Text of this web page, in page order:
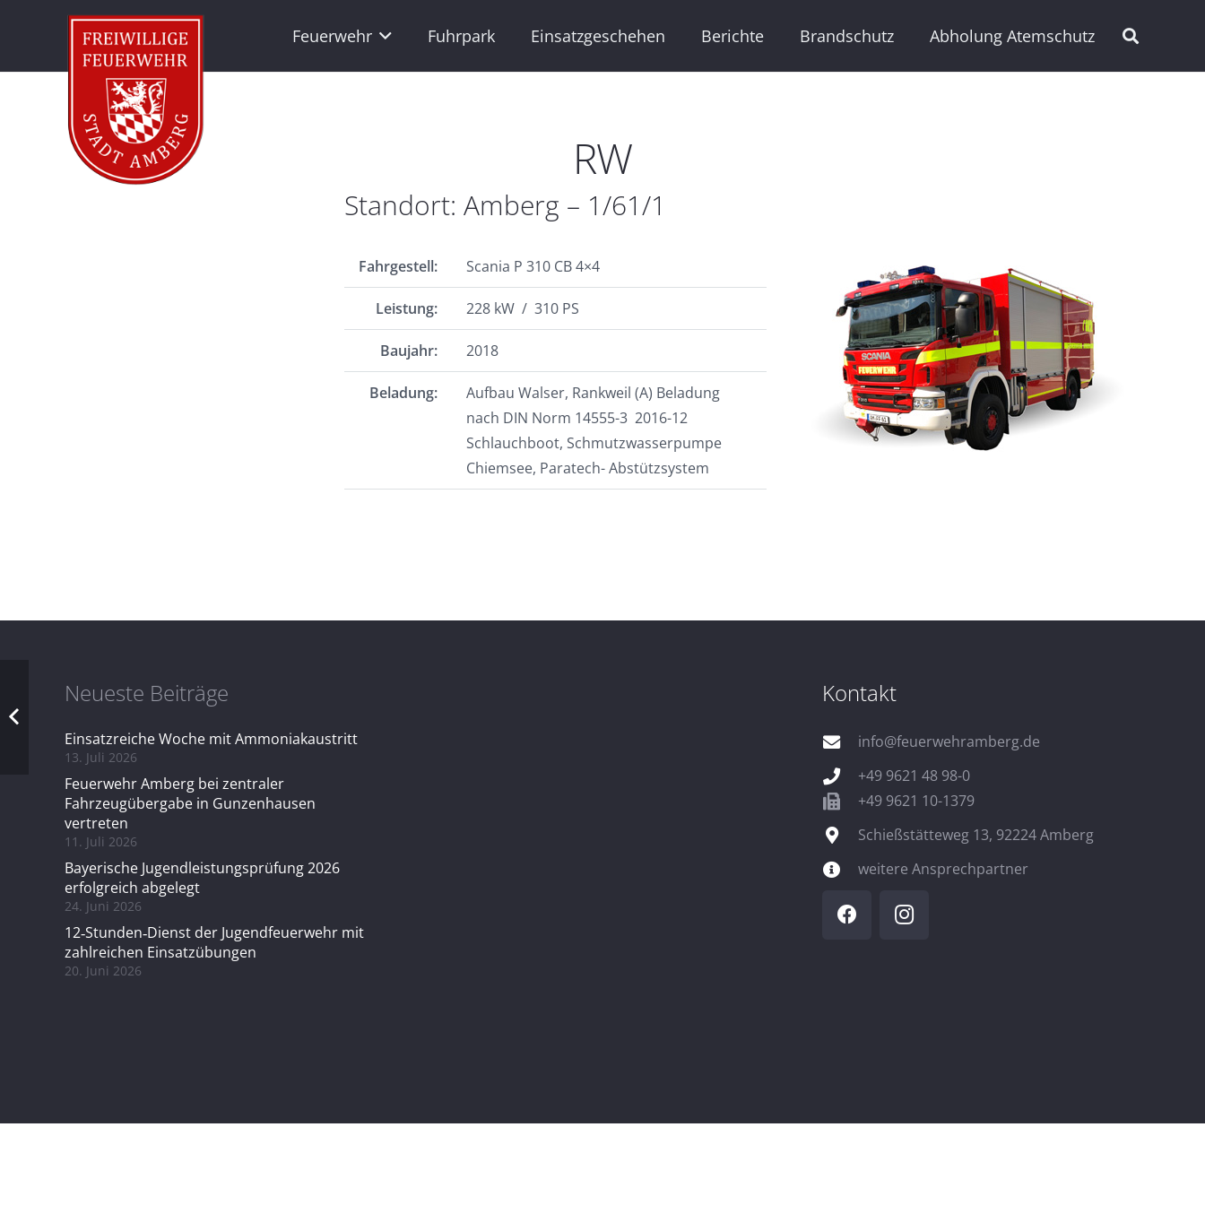
Feuerwehr Fuhrpark Einsatzgeschehen Berichte Brandschutz Abholung Atemschutz
RW
Standort: Amberg – 1/61/1
Fahrgestell: Scania P 310 CB 4×4
Leistung: 228 kW / 310 PS
Baujahr: 2018
Beladung:
Aufbau Walser, Rankweil (A) Beladung
nach DIN Norm 14555-3 2016-12
Schlauchboot, Schmutzwasserpumpe
Chiemsee, Paratech- Abstützsystem
Neueste Beiträge
Einsatzreiche Woche mit Ammoniakaustritt
13. Juli 2026
Feuerwehr Amberg bei zentraler
Fahrzeugübergabe in Gunzenhausen
vertreten
11. Juli 2026
Bayerische Jugendleistungsprüfung 2026
erfolgreich abgelegt
24. Juni 2026
12‑Stunden‑Dienst der Jugendfeuerwehr mit
zahlreichen Einsatzübungen
20. Juni 2026
Kontakt
info@feuerwehramberg.de
+49 9621 48 98-0
+49 9621 10-1379
Schießstätteweg 13, 92224 Amberg
weitere Ansprechpartner